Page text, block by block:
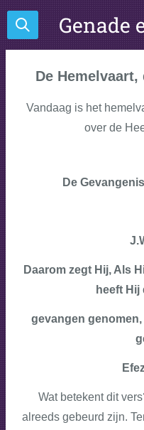
Ga
direct
naar
hoofdinhoud
Genade
De
Vandaag is het
over de
De
Daarom zegt Hij, Als
heeft
gevangen
Wat betekent dit
alreeds gebeurd zijn.